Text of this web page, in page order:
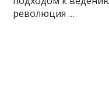
революция …